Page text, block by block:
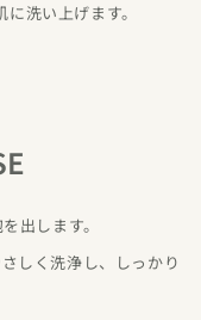
洗い上げます。
出します。
しく洗浄し、しっかり